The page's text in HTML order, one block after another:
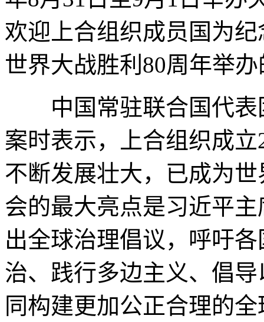
欢迎上合组织成员国为
世界大战胜利80周年举
中国常驻联合国代表
案时表示，上合组织成
不断发展壮大，已成为
会的最大亮点是习近平
出全球治理倡议，呼吁
治、践行多边主义、倡
同构建更加公正合理的